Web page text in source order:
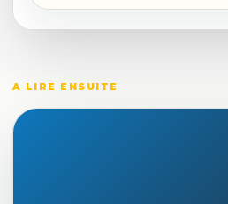
A LIRE ENSUITE